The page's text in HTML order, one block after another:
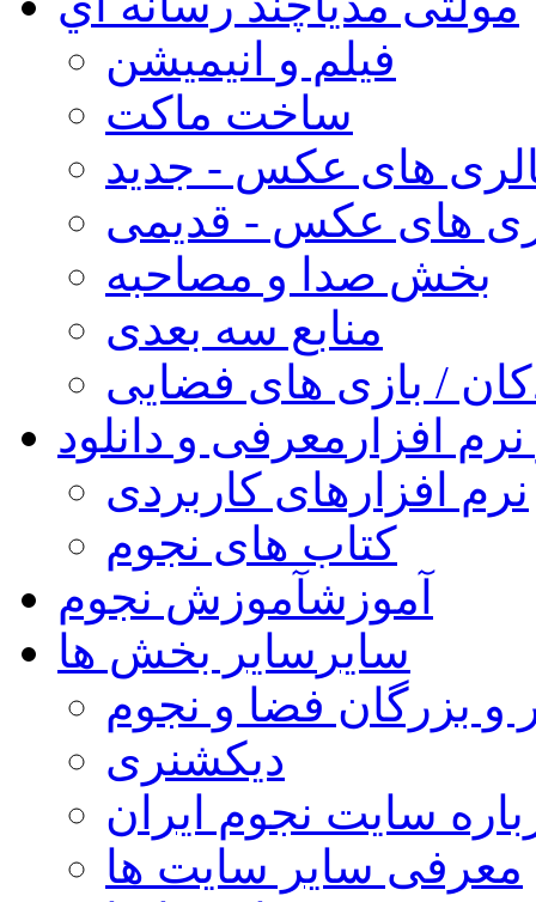
فیلم و انیمیشن
ساخت ماکت
های عکس - جدید
های عکس - قدیمی
بخش صدا و مصاحبه
منابع سه بعدی
/ بازی های فضایی
افزار معرفی و دانلود
نرم افزارهای کاربردی
کتاب های نجوم
آموزشآموزش نجوم
سایر سایر بخش ها
و بزرگان فضا و نجوم
دیکشنری
سایت نجوم ایران
معرفی سایر سایت ها